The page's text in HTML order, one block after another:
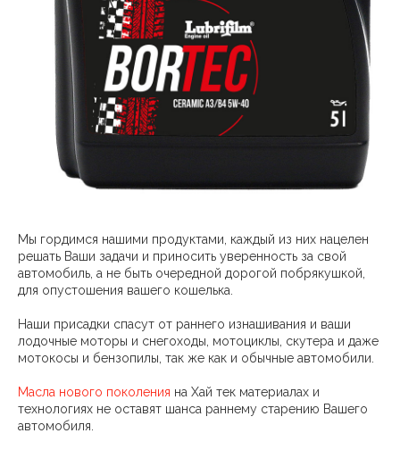
Мы гордимся нашими продуктами, каждый из них нацелен
решать Ваши задачи и приносить уверенность за свой
автомобиль, а не быть очередной дорогой побрякушкой,
для опустошения вашего кошелька.
Наши присадки спасут от раннего изнашивания и ваши
лодочные моторы и снегоходы, мотоциклы, скутера и даже
мотокосы и бензопилы, так же как и обычные автомобили.
Масла нового поколения на Хай тек материалах и
технологиях не оставят шанса раннему старению Вашего
автомобиля.